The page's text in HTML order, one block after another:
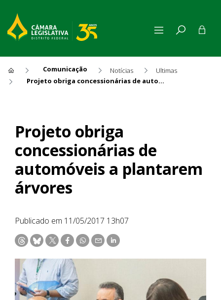
Comunicação Notícias
Ultimas
Projeto obriga concessionárias de automóveis a plantarem árvores
Projeto obriga
concessionárias de
automóveis a plantarem
árvores
Publicado em 11/05/2017 13h07